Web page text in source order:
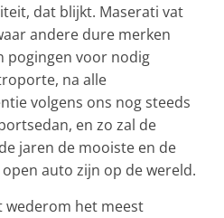
dat blijkt. Maserati vat
andere dure merken
pogingen voor nodig
na alle
volgens ons nog steeds
en zo zal de
jaren de mooiste en de
auto zijn op de wereld.
wederom het meest